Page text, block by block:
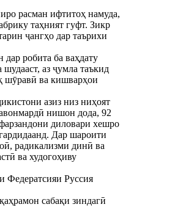
расман ифтитоҳ намуда,
таҳният гуфт. Зикр
ҷангҳо дар таърихи
робита ба ваҳдату
аз ҷумла таъкид
шӯравӣ ва кишварҳои
азиз низ ниҳоят
нишон дода, 92
диловари хешро
Дар шароити
радикализми динӣ ва
ва худогоҳиву
Федератсияи Руссия
сабақи зиндагӣ